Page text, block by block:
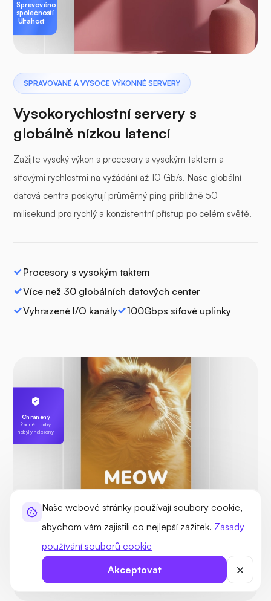
Naše webové stránky používají soubory cookie,
abychom vám zajistili co nejlepší zážitek. Zásady
používání souborů cookie
Akceptovat
SPRAVOVANÉ A VYSOCE VÝKONNÉ SERVERY
Vysokorychlostní servery s
globálně nízkou latencí
Zažijte vysoký výkon s procesory s vysokým taktem a
síťovými rychlostmi na vyžádání až 10 Gb/s. Naše globální
datová centra poskytují průměrný ping přibližně 50
milisekund pro rychlý a konzistentní přístup po celém světě.
Procesory s vysokým taktem
Více než 30 globálních datových center
Vyhrazené I/O kanály
100Gbps síťové uplinky
Spravováno
společností
Ultahost
Chráněný
Žádné hrozby
nebyly nalezeny
Karlův
servírka
255.189.85.19